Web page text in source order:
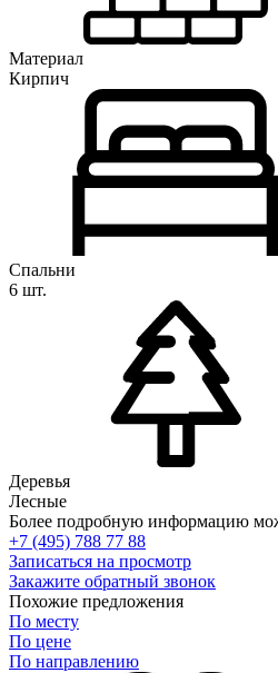
Материал
Кирпич
Спальни
6 шт.
Деревья
Лесные
Более подробную информацию
+7 (495) 788 77 88
Записаться на просмотр
Закажите обратный звонок
Похожие предложения
По месту
По цене
По направлению